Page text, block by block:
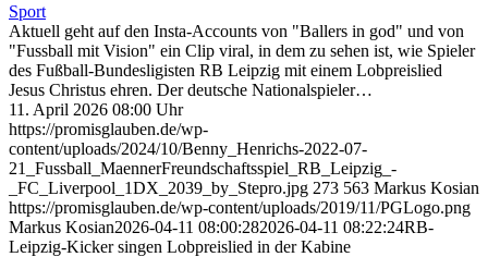
Sport
Aktuell geht auf den Insta-Accounts von "Ballers in god" und von
"Fussball mit Vision" ein Clip viral, in dem zu sehen ist, wie Spieler
des Fußball-Bundesligisten RB Leipzig mit einem Lobpreislied
Jesus Christus ehren. Der deutsche Nationalspieler…
11. April 2026 08:00 Uhr
https://promisglauben.de/wp-
content/uploads/2024/10/Benny_Henrichs-2022-07-
21_Fussball_MaennerFreundschaftsspiel_RB_Leipzig_-
_FC_Liverpool_1DX_2039_by_Stepro.jpg 273 563 Markus Kosian
https://promisglauben.de/wp-content/uploads/2019/11/PGLogo.png
Markus Kosian2026-04-11 08:00:282026-04-11 08:22:24RB-
Leipzig-Kicker singen Lobpreislied in der Kabine